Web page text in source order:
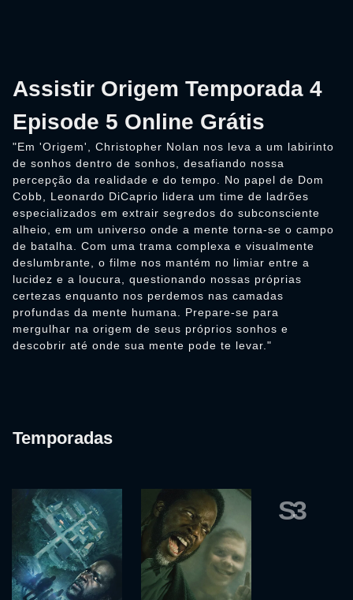
Assistir Origem Temporada 4
Episode 5 Online Grátis
"Em 'Origem', Christopher Nolan nos leva a um labirinto
de sonhos dentro de sonhos, desafiando nossa
percepção da realidade e do tempo. No papel de Dom
Cobb, Leonardo DiCaprio lidera um time de ladrões
especializados em extrair segredos do subconsciente
alheio, em um universo onde a mente torna-se o campo
de batalha. Com uma trama complexa e visualmente
deslumbrante, o filme nos mantém no limiar entre a
lucidez e a loucura, questionando nossas próprias
certezas enquanto nos perdemos nas camadas
profundas da mente humana. Prepare-se para
mergulhar na origem de seus próprios sonhos e
descobrir até onde sua mente pode te levar."
Temporadas
S3